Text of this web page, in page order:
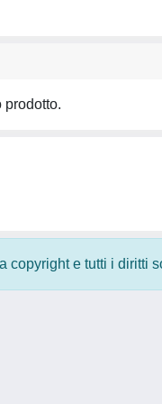
prodotto.
copyright e tutti i diritti